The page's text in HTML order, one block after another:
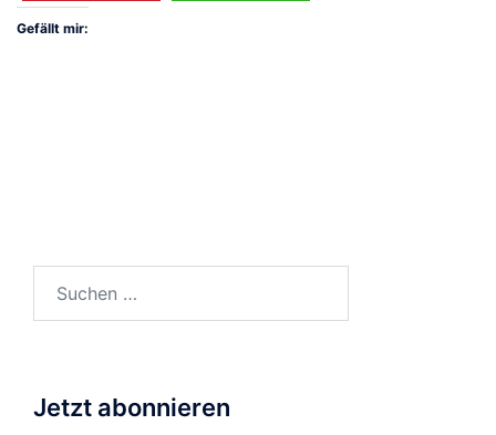
Gefällt mir:
nach:
Jetzt abonnieren